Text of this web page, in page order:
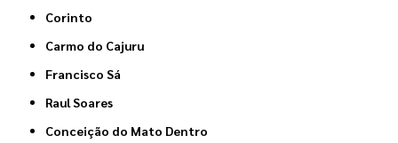
Corinto
Carmo do Cajuru
Francisco Sá
Raul Soares
Conceição do Mato Dentro